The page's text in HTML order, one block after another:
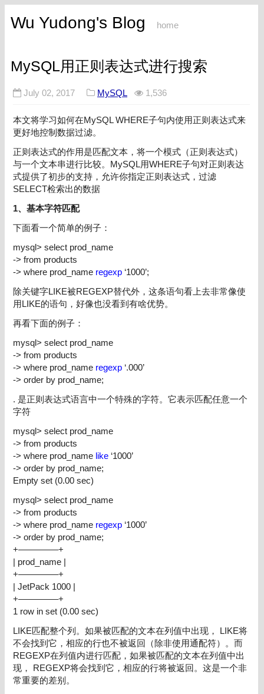
Wu Yudong's Blog home
MySQL用正则表达式进行搜索
July 02, 2017 MySQL 1,536
本文将学习如何在MySQLWHERE子句内使用正则表达式来
更好地控制数据过滤。
正则表达式的作用是匹配文本，将一个模式（正则表达式）
与一个文本串进行比较。 MySQL用WHERE子句对正则表达
式提供了初步的支持，允许你指定正则表达式，过滤
SELECT检索出的数据
1、基本字符匹配
下面看一个简单的例子：
mysql> select prod_name
-> from products
-> where prod_name regexp ‘1000’;
除关键字LIKE被REGEXP替代外，这条语句看上去非常像使
用LIKE的语句，好像也没看到有啥优势。
再看下面的例子：
mysql> select prod_name
-> from products
-> where prod_name regexp ‘.000’
-> order by prod_name;
. 是正则表达式语言中一个特殊的字符。它表示匹配任意一个
字符
mysql> select prod_name
-> from products
-> where prod_name like ‘1000’
-> order by prod_name;
Empty set (0.00 sec)
mysql> select prod_name
-> from products
-> where prod_name regexp ‘1000’
-> order by prod_name;
+————–+
| prod_name |
+————–+
| JetPack 1000 |
+————–+
1 row in set (0.00 sec)
LIKE匹配整个列。如果被匹配的文本在列值中出现， LIKE将
不会找到它，相应的行也不被返回（除非使用通配符）。而
REGEXP在列值内进行匹配，如果被匹配的文本在列值中出
现， REGEXP将会找到它，相应的行将被返回。这是一个非
常重要的差别。